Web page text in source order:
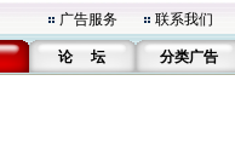
广告服务 联系我们
论 坛 分类广告